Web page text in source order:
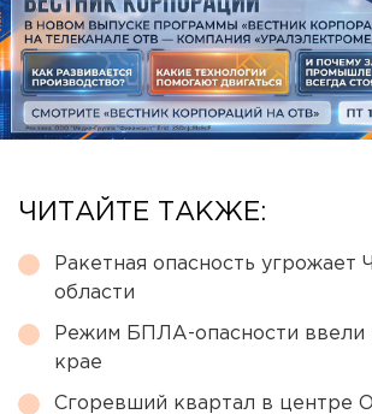
ЧИТАЙТЕ ТАКЖЕ:
Ракетная опасность угрожает
области
Режим БПЛА-опасности ввели
крае
Сгоревший квартал в центре